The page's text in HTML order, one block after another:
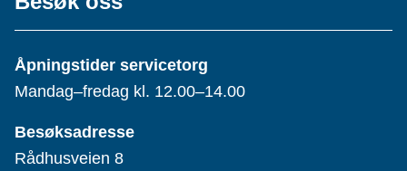
Åpningstider servicetorg
Mandag–fredag kl. 12.00–14.00
Besøksadresse
Rådhusveien 8